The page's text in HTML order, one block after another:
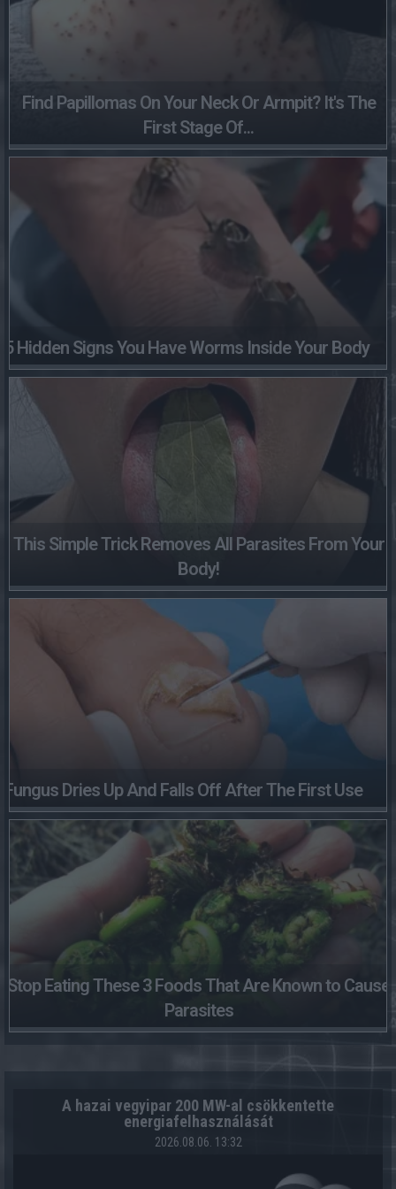
Find Papillomas On Your Neck Or Armpit? It's The
First Stage Of...
5 Hidden Signs You Have Worms Inside Your Body
This Simple Trick Removes All Parasites From Your
Body!
Fungus Dries Up And Falls Off After The First Use
Stop Eating These 3 Foods That Are Known to Cause
Parasites
A hazai vegyipar 200 MW-al csökkentette
energiafelhasználását
2026.08.06. 13:32